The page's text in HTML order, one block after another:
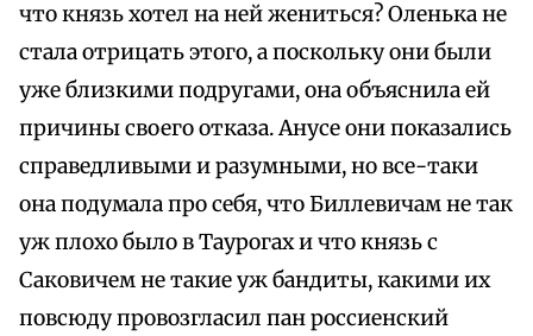
что князь хотел на ней жениться? Оленька не
стала отрицать этого, а поскольку они были
уже близкими подругами, она объяснила ей
причины своего отказа. Анусе они показались
справедливыми и разумными, но все-таки
она подумала про себя, что Биллевичам не так
уж плохо было в Таурогах и что князь с
Саковичем не такие уж бандиты, какими их
повсюду провозгласил пан россиенский